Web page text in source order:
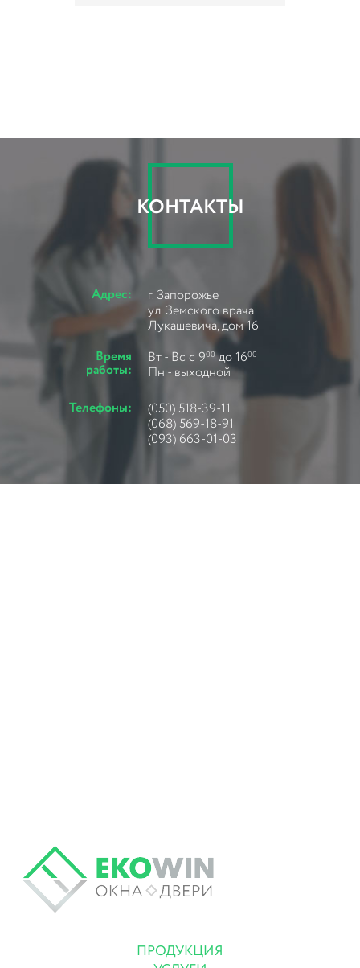
КОНТАКТЫ
Адрес:
г. Запорожье
ул. Земского врача
Лукашевича, дом 16
Время
работы:
Вт - Вс с 900до 1600
Пн - выходной
Телефоны:
(050) 518-39-11
(068) 569-18-91
(093) 663-01-03
ПРОДУКЦИЯ